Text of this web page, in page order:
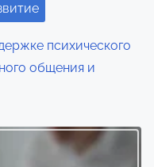
психического
общения и